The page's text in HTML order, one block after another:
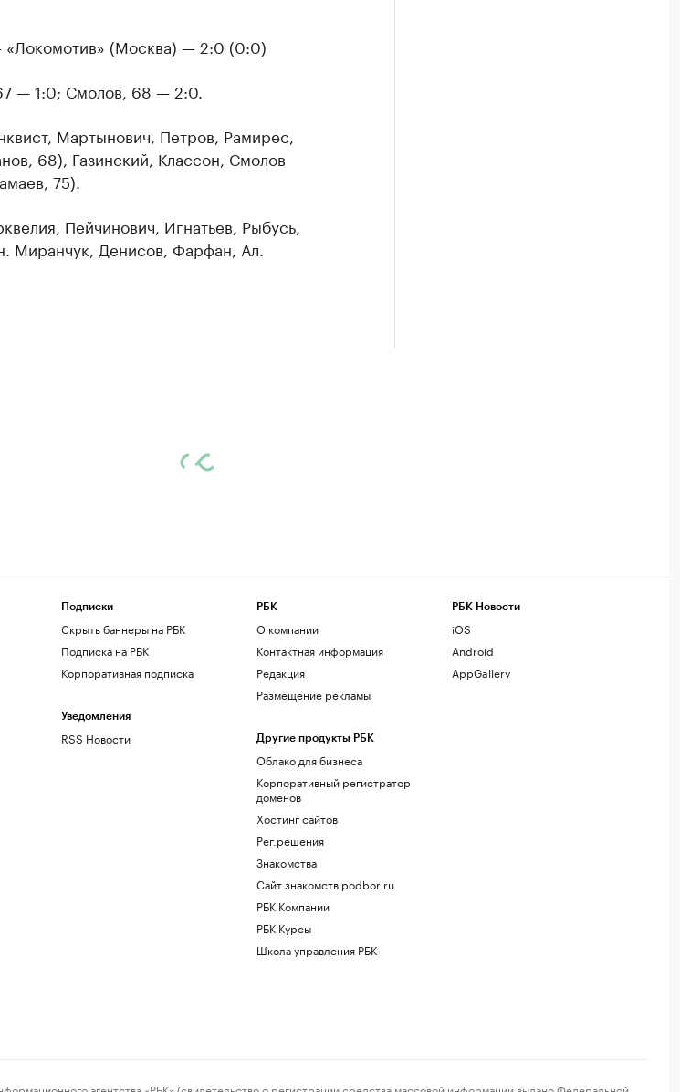
«Локомотив» (Москва) — 2:0 (0:0)
— 1:0; Смолов, 68 — 2:0.
Мартынович, Петров, Рамирес,
68), Газинский, Классон, Смолов
75).
Пейчинович, Игнатьев, Рыбусь,
Миранчук, Денисов, Фарфан, Ал.
Подписки
Скрыть баннеры на РБК
Подписка на РБК
Корпоративная подписка
Уведомления
RSS Новости
РБК
О компании
Контактная информация
Редакция
Размещение рекламы
Другие продукты РБК
Облако для бизнеса
Корпоративный регистратор
доменов
Хостинг сайтов
Рег.решения
Знакомства
Сайт знакомств podbor.ru
РБК Компании
РБК Курсы
Школа управления РБК
РБК Новости
iOS
Android
AppGallery